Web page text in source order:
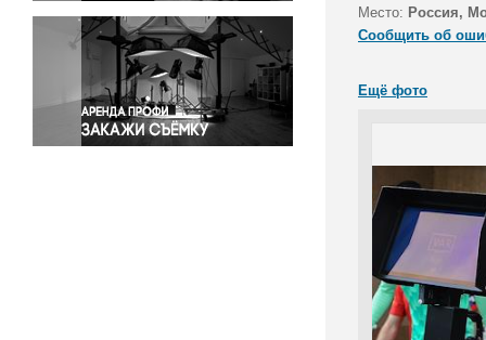
Светская жизнь
Спорт
Экология
Экономика и бизнес
Место: Россия,
Сообщить об
Ещё фото